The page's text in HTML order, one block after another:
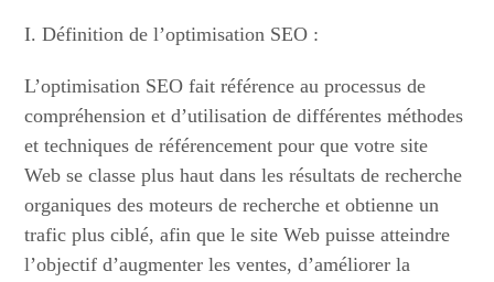
I. Définition de l’optimisation SEO :
L’optimisation SEO fait référence au processus de
compréhension et d’utilisation de différentes méthodes
et techniques de référencement pour que votre site
Web se classe plus haut dans les résultats de recherche
organiques des moteurs de recherche et obtienne un
trafic plus ciblé, afin que le site Web puisse atteindre
l’objectif d’augmenter les ventes, d’améliorer la